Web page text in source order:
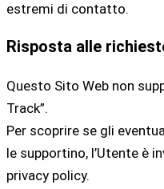
estremi di contatto.
Risposta alle
Questo Sito Web non
Track”.
Per scoprire se gli
le supportino, l’Utente è
privacy policy.